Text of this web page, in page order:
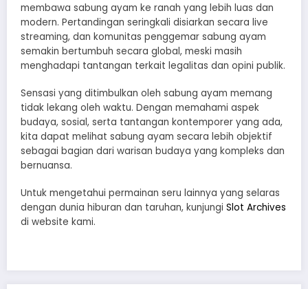
membawa sabung ayam ke ranah yang lebih luas dan
modern. Pertandingan seringkali disiarkan secara live
streaming, dan komunitas penggemar sabung ayam
semakin bertumbuh secara global, meski masih
menghadapi tantangan terkait legalitas dan opini publik.
Sensasi yang ditimbulkan oleh sabung ayam memang
tidak lekang oleh waktu. Dengan memahami aspek
budaya, sosial, serta tantangan kontemporer yang ada,
kita dapat melihat sabung ayam secara lebih objektif
sebagai bagian dari warisan budaya yang kompleks dan
bernuansa.
Untuk mengetahui permainan seru lainnya yang selaras
dengan dunia hiburan dan taruhan, kunjungi Slot Archives
di website kami.